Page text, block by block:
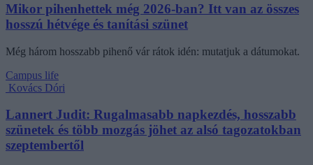
Mikor pihenhettek még 2026-ban? Itt van az összes
hosszú hétvége és tanítási szünet
Még három hosszabb pihenő vár rátok idén: mutatjuk a dátumokat.
Campus life
Kovács Dóri
Lannert Judit: Rugalmasabb napkezdés, hosszabb
szünetek és több mozgás jöhet az alsó tagozatokban
szeptembertől